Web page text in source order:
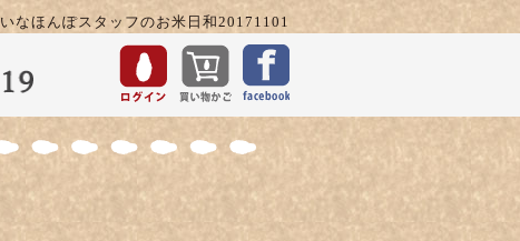
いなほんぽスタッフのお米日和20171101